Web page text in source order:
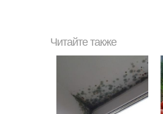
Читайте также